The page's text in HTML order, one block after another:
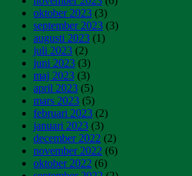
oktober 2023 (3)
september 2023 (3)
augusti 2023 (1)
juli 2023 (2)
juni 2023 (3)
maj 2023 (3)
april 2023 (5)
mars 2023 (5)
februari 2023 (2)
januari 2023 (3)
december 2022 (2)
november 2022 (6)
oktober 2022 (6)